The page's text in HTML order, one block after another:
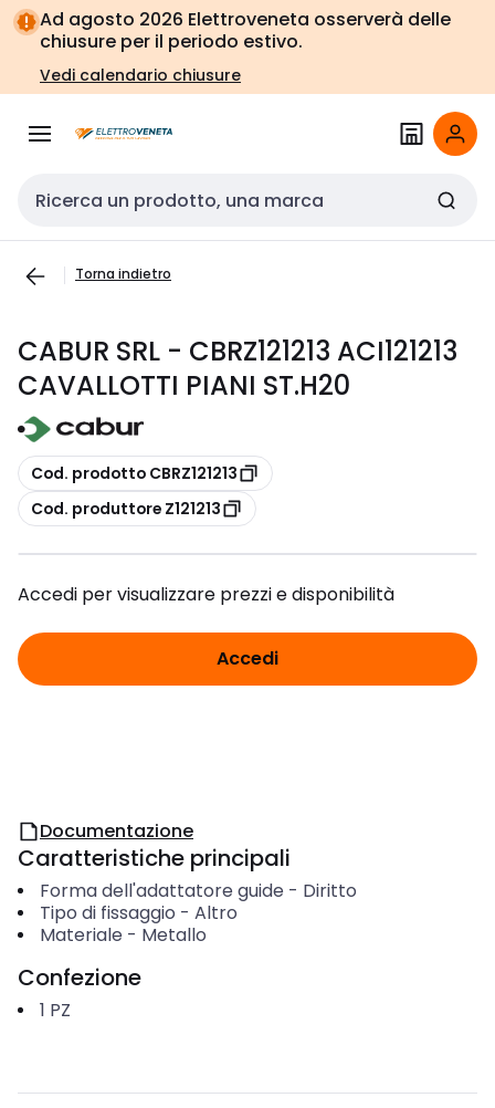
Vai alla
navigazione
Vai
alla
pagina
Ad agosto 2026 Elettroveneta osserverà delle
chiusure per il periodo estivo.
Vedi calendario chiusure
Cerca input
Torna indietro
CABUR SRL - CBRZ121213 ACI121213
CAVALLOTTI PIANI ST.H20
copia
Cod. prodotto CBRZ121213
copia
Cod. produttore Z121213
Accedi per visualizzare prezzi e disponibilità
Accedi
Documentazione
Caratteristiche principali
Forma dell'adattatore guide - Diritto
Tipo di fissaggio - Altro
Materiale - Metallo
Confezione
1 PZ